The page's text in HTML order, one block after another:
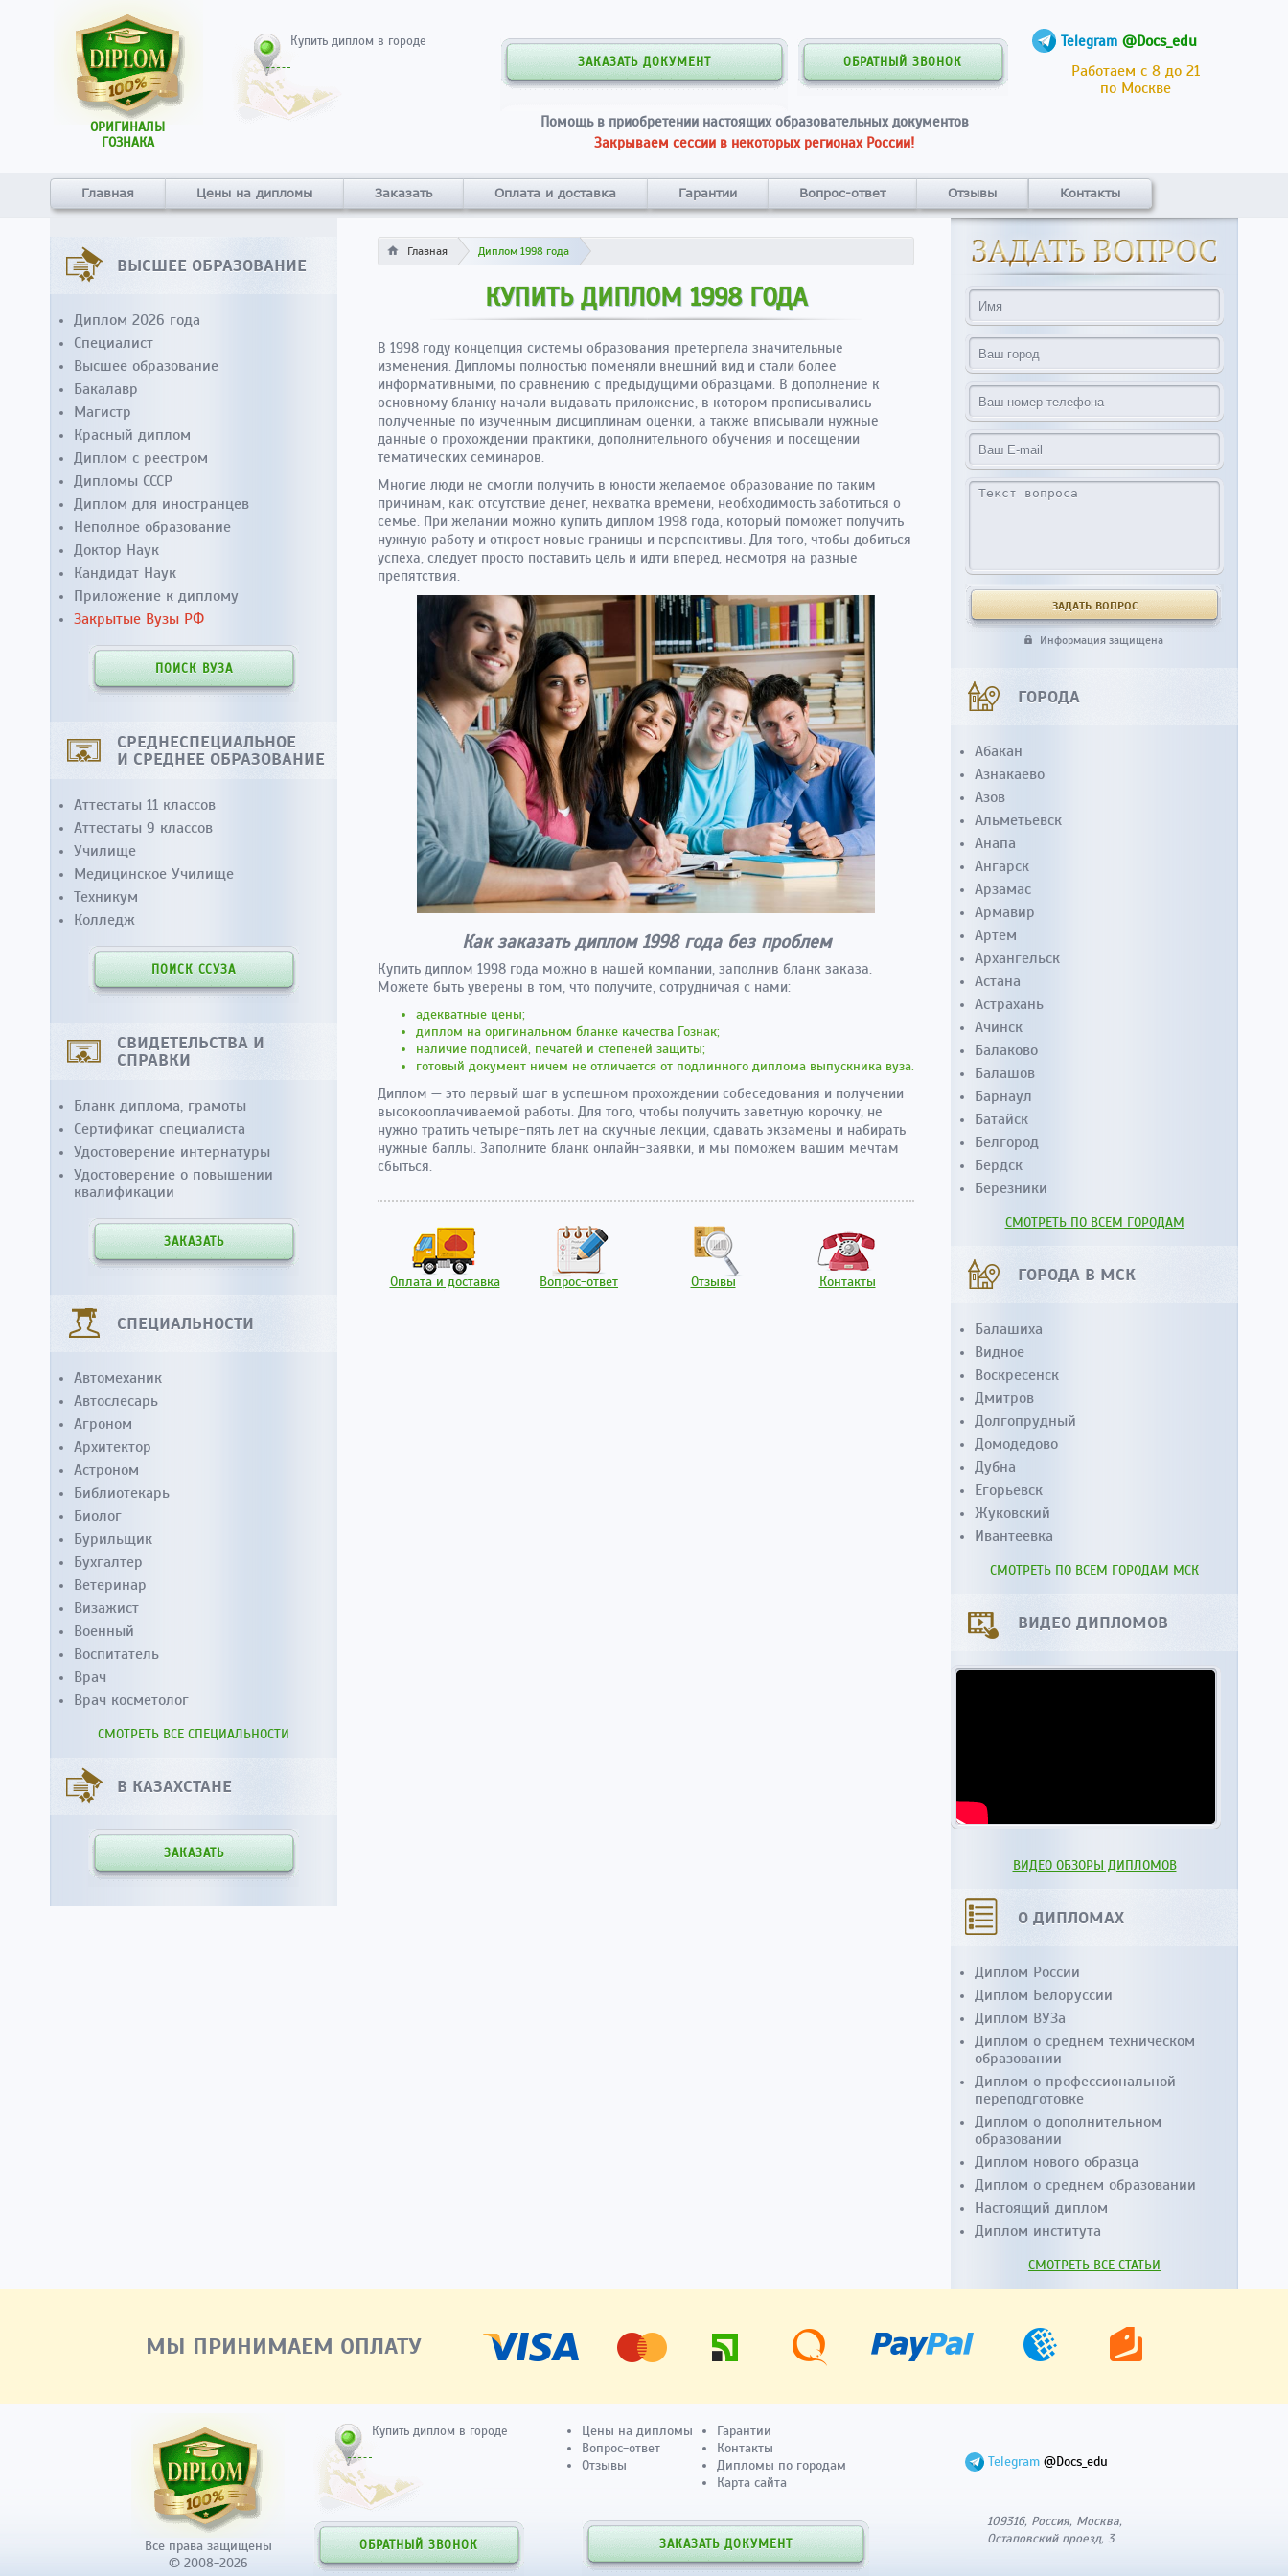
ОРИГИНАЛЫ
ГОЗНАКА
Купить диплом в городе Telegram @Docs_edu
Работаем с 8 до 21
по Москве
ЗАКАЗАТЬ ДОКУМЕНТ ОБРАТНЫЙ ЗВОНОК
Помощь в приобретении настоящих образовательных документов
Закрываем сессии в некоторых регионах России!
Главная Цены на дипломы Заказать Оплата и доставка Гарантии Вопрос-ответ Отзывы Контакты
Главная Диплом 1998 года
КУПИТЬ ДИПЛОМ 1998 ГОДА
В 1998 году концепция системы образования претерпела значительные
изменения. Дипломы полностью поменяли внешний вид и стали более
информативными, по сравнению с предыдущими образцами. В дополнение к
основному бланку начали выдавать приложение, в котором прописывались
полученные по изученным дисциплинам оценки, а также вписывали нужные
данные о прохождении практики, дополнительного обучения и посещении
тематических семинаров.
Многие люди не смогли получить в юности желаемое образование по таким
причинам, как: отсутствие денег, нехватка времени, необходимость заботиться о
семье. При желании можно купить диплом 1998 года, который поможет получить
нужную работу и откроет новые границы и перспективы. Для того, чтобы добиться
успеха, следует просто поставить цель и идти вперед, несмотря на разные
препятствия.
Как заказать диплом 1998 года без проблем
Купить диплом 1998 года можно в нашей компании, заполнив бланк заказа.
Можете быть уверены в том, что получите, сотрудничая с нами:
адекватные цены;
диплом на оригинальном бланке качества Гознак;
наличие подписей, печатей и степеней защиты;
готовый документ ничем не отличается от подлинного диплома выпускника вуза.
Диплом — это первый шаг в успешном прохождении собеседования и получении
высокооплачиваемой работы. Для того, чтобы получить заветную корочку, не
нужно тратить четыре-пять лет на скучные лекции, сдавать экзамены и набирать
нужные баллы. Заполните бланк онлайн-заявки, и мы поможем вашим мечтам
сбыться.
Оплата и доставка Вопрос-ответ Отзывы Контакты
ВЫСШЕЕ ОБРАЗОВАНИЕ
Диплом 2026 года
Специалист
Высшее образование
Бакалавр
Магистр
Красный диплом
Диплом с реестром
Дипломы СССР
Диплом для иностранцев
Неполное образование
Доктор Наук
Кандидат Наук
Приложение к диплому
Закрытые Вузы РФ
ПОИСК ВУЗА
СРЕДНЕСПЕЦИАЛЬНОЕ
И СРЕДНЕЕ ОБРАЗОВАНИЕ
Аттестаты 11 классов
Аттестаты 9 классов
Училище
Медицинское Училище
Техникум
Колледж
ПОИСК ССУЗА
СВИДЕТЕЛЬСТВА И
СПРАВКИ
Бланк диплома, грамоты
Сертификат специалиста
Удостоверение интернатуры
Удостоверение о повышении
квалификации
ЗАКАЗАТЬ
СПЕЦИАЛЬНОСТИ
Автомеханик
Автослесарь
Агроном
Архитектор
Астроном
Библиотекарь
Биолог
Бурильщик
Бухгалтер
Ветеринар
Визажист
Военный
Воспитатель
Врач
Врач косметолог
СМОТРЕТЬ ВСЕ СПЕЦИАЛЬНОСТИ
В КАЗАХСТАНЕ
ЗАКАЗАТЬ
Информация защищена
ГОРОДА
Абакан
Азнакаево
Азов
Альметьевск
Анапа
Ангарск
Арзамас
Армавир
Артем
Архангельск
Астана
Астрахань
Ачинск
Балаково
Балашов
Барнаул
Батайск
Белгород
Бердск
Березники
СМОТРЕТЬ ПО ВСЕМ ГОРОДАМ
ГОРОДА В МСК
Балашиха
Видное
Воскресенск
Дмитров
Долгопрудный
Домодедово
Дубна
Егорьевск
Жуковский
Ивантеевка
СМОТРЕТЬ ПО ВСЕМ ГОРОДАМ МСК
ВИДЕО ДИПЛОМОВ
ВИДЕО ОБЗОРЫ ДИПЛОМОВ
О ДИПЛОМАХ
Диплом России
Диплом Белоруссии
Диплом ВУЗа
Диплом о среднем техническом
образовании
Диплом о профессиональной
переподготовке
Диплом о дополнительном
образовании
Диплом нового образца
Диплом о среднем образовании
Настоящий диплом
Диплом института
СМОТРЕТЬ ВСЕ СТАТЬИ
МЫ ПРИНИМАЕМ ОПЛАТУ
Все права защищены
© 2008-2026
Купить диплом в городе
ОБРАТНЫЙ ЗВОНОК
Цены на дипломы
Вопрос-ответ
Отзывы
Гарантии
Контакты
Дипломы по городам
Карта сайта
ЗАКАЗАТЬ ДОКУМЕНТ
Telegram @Docs_edu
109316, Россия, Москва,
Остаповский проезд, 3